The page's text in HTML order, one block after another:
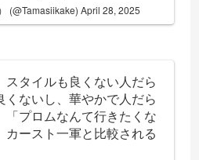
(@Tamasiikake)April 28, 2025
スタイルも良くない人だら
くないし、華やかで人だら
「プロムなんて行きたくな
カースト一軍と比較される